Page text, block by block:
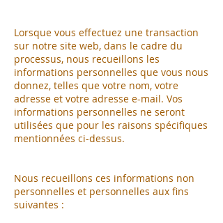
Lorsque vous effectuez une transaction
sur notre site web, dans le cadre du
processus, nous recueillons les
informations personnelles que vous nous
donnez, telles que votre nom, votre
adresse et votre adresse e-mail. Vos
informations personnelles ne seront
utilisées que pour les raisons spécifiques
mentionnées ci-dessus.
Nous recueillons ces informations non
personnelles et personnelles aux fins
suivantes :